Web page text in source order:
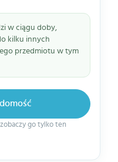
w ciągu doby,
kilku innych
przedmiotu w tym
go tylko ten